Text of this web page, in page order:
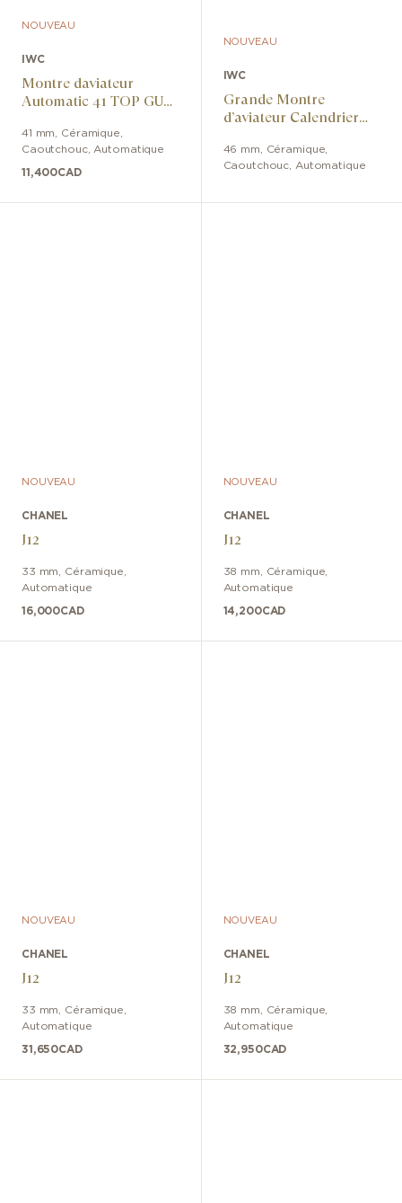
NOUVEAU
IWC
Montre daviateur
Automatic 41 TOP GUN
41 mm Céramique
Caoutchouc, Automatique
11,400CAD
NOUVEAU
IWC
Grande Montre
d’aviateur Calendrier
Le Petit Prince »
46 mm Céramique
Caoutchouc
Automatique
NOUVEAU
CHANEL
J12
33 mm Céramique
Automatique
16,000CAD
NOUVEAU
CHANEL
J12
38 mm Céramique
Automatique
14,200CAD
NOUVEAU
CHANEL
J12
33 mm Céramique
Automatique
31,650CAD
NOUVEAU
CHANEL
J12
38 mm Céramique
Automatique
32,950CAD